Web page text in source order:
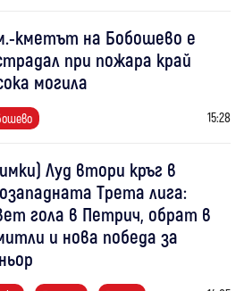
кметът на Бобошево е
при пожара край
могила
15:28
Луд втори кръг в
Трета лига:
гола в Петрич, обрат в
и нова победа за